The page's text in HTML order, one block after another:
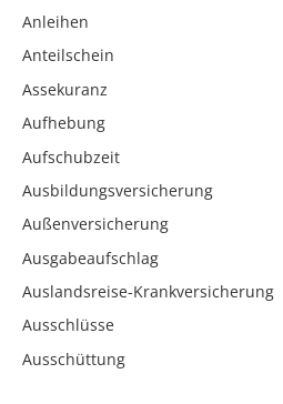
Anleihen
Anteilschein
Assekuranz
Aufhebung
Aufschubzeit
Ausbildungsversicherung
Außenversicherung
Ausgabeaufschlag
Auslandsreise-Krankversicherung
Ausschlüsse
Ausschüttung